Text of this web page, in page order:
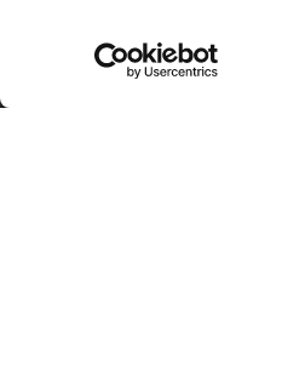
Hockey-Team